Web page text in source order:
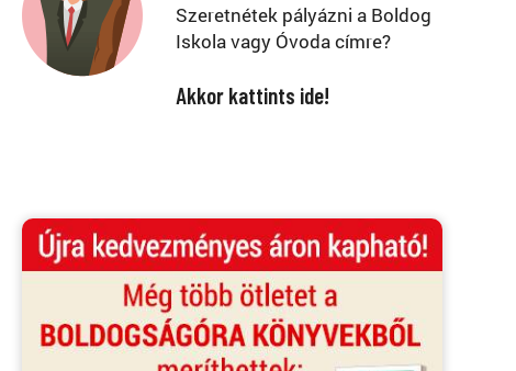
Szeretnétek pályázni a Boldog
Iskola vagy Óvoda címre?
Akkor kattints ide!